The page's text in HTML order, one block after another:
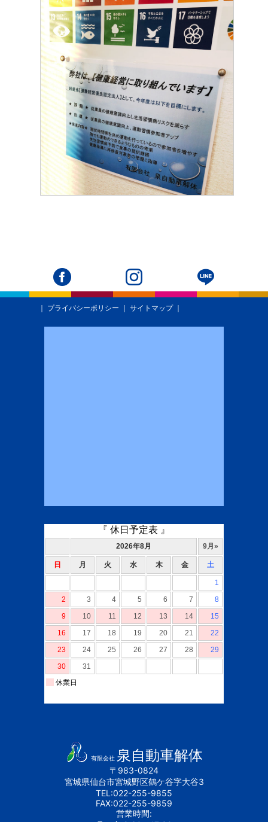
｜ プライバシーポリシー ｜ サイトマップ｜
有限会社 泉自動車解体
〒983-0824
宮城県仙台市宮城野区鶴ケ谷字大谷3
TEL:022-255-9855
FAX:022-255-9859
営業時間: